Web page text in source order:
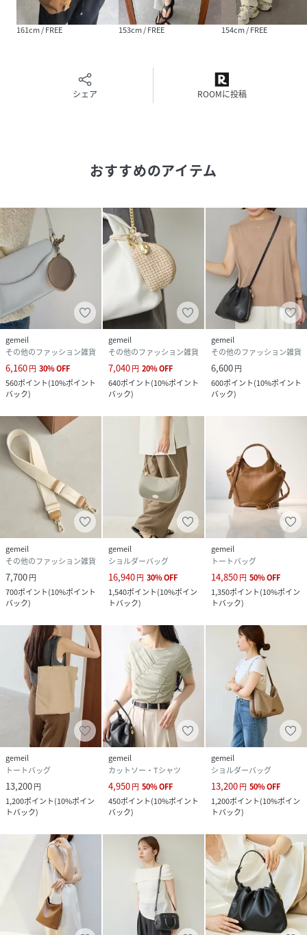
素材 牛革/裏地,ポリエステル
DRZ1061189A0001-8-1 RA5742)
161cm / FREE 153cm / FREE 154cm / FREE
シェア ROOMに投稿
おすすめのアイテム
gemeil
その他のファッション雑貨
6,160円 30%OFF
560ポイント(10%ポイント
バック)
gemeil
その他のファッション雑貨
7,040円 20%OFF
640ポイント(10%ポイント
バック)
gemeil
その他のファッション雑貨
6,600円
600ポイント(10%ポイント
バック)
gemeil
その他のファッション雑貨
7,700円
700ポイント(10%ポイント
バック)
gemeil
ショルダーバッグ
16,940円 30%OFF
1,540ポイント(10%ポイン
トバック)
gemeil
トートバッグ
14,850円 50%OFF
1,350ポイント(10%ポイン
トバック)
gemeil
トートバッグ
13,200円
1,200ポイント(10%ポイン
トバック)
gemeil
カットソー・Tシャツ
4,950円 50%OFF
450ポイント(10%ポイント
バック)
gemeil
ショルダーバッグ
13,200円 50%OFF
1,200ポイント(10%ポイン
トバック)